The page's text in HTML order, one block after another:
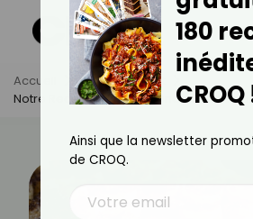
Accueil Actus
Sport
Notre Recette De Tarte Banane Chocolat
180
CROQ
Ainsi que la newsletter
de CROQ.